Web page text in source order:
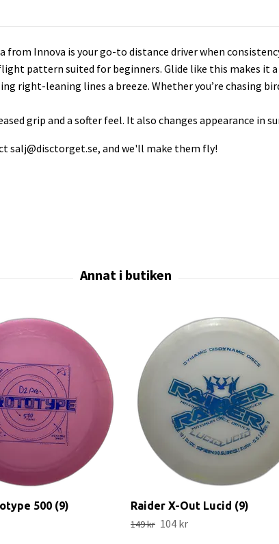
Innova is your go-to distance driver when
flight pattern suited for beginners. Glide like this makes
right-leaning lines a breeze. Whether you’re chasing
grip and a softer feel. It also changes appearance in
salj@disctorget.se, and we'll make them fly!
500 (9)
Raider X-Out Lucid (9)
149 kr 104 kr